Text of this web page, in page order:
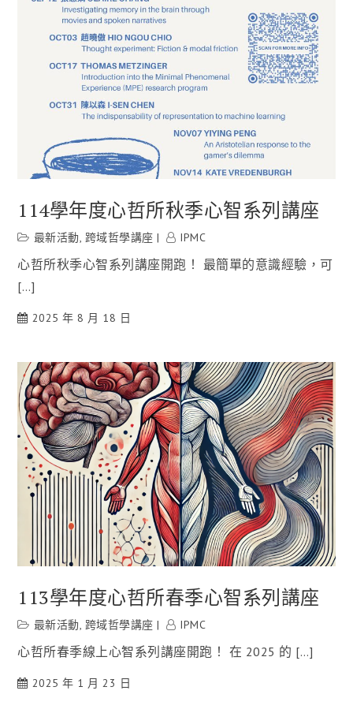
114學年度心哲所秋季心智系列講座
最新活動 跨域哲學講座 IPMC
心哲所秋季心智系列講座開跑！ 最簡單的意識經驗，可
[…]
2025 年 8 月 18 日
113學年度心哲所春季心智系列講座
最新活動, 跨域哲學講座 IPMC
心哲所春季線上心智系列講座開跑！ 在 2025 的 […]
2025 年 1 月 23 日